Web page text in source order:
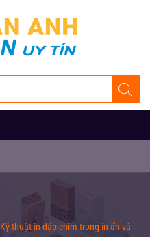
Kỹ thuật in dập chìm trong in ấn và